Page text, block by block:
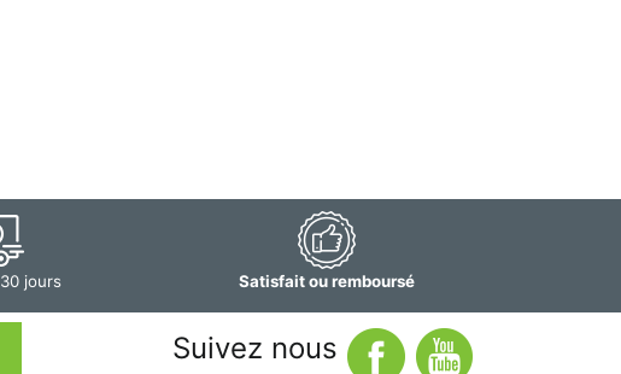
jours Satisfait ou remboursé
Suivez nous